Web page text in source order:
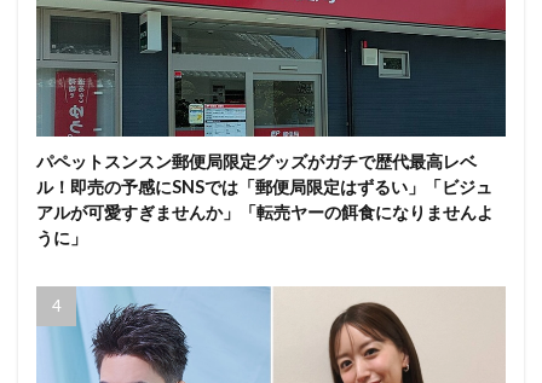
パペットスンスン郵便局限定グッズがガチで歴代最高レベ
ル！即売の予感にSNSでは「郵便局限定はずるい」「ビジュ
アルが可愛すぎませんか」「転売ヤーの餌食になりませんよ
うに」